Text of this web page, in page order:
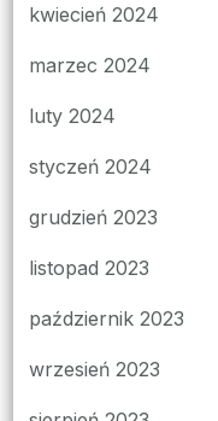
kwiecień 2024
marzec 2024
luty 2024
styczeń 2024
grudzień 2023
listopad 2023
październik 2023
wrzesień 2023